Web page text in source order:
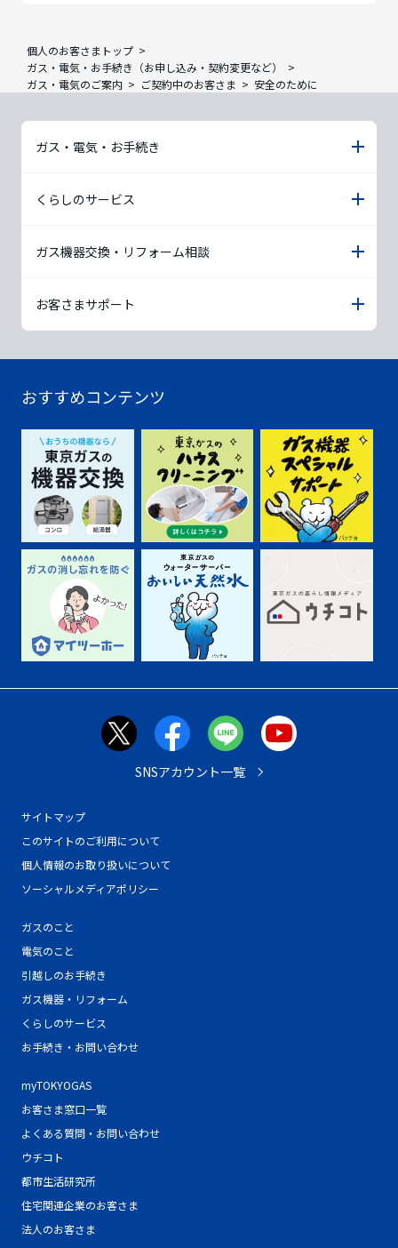
個人のお客さまトップ
ガス・電気・お手続き（お申し込み・契約変更など）
ガス・電気のご案内
ご契約中のお客さま 安全のために
ガス・電気・お手続き
くらしのサービス
ガス機器交換・リフォーム相談
お客さまサポート
おすすめコンテンツ
サイトマップ
このサイトのご利用について
個人情報のお取り扱いについて
ソーシャルメディアポリシー
ガスのこと
電気のこと
引越しのお手続き
ガス機器・リフォーム
くらしのサービス
お手続き・お問い合わせ
myTOKYOGAS
お客さま窓口一覧
よくある質問・お問い合わせ
ウチコト
都市生活研究所
住宅関連企業のお客さま
法人のお客さま
SNSアカウント一覧